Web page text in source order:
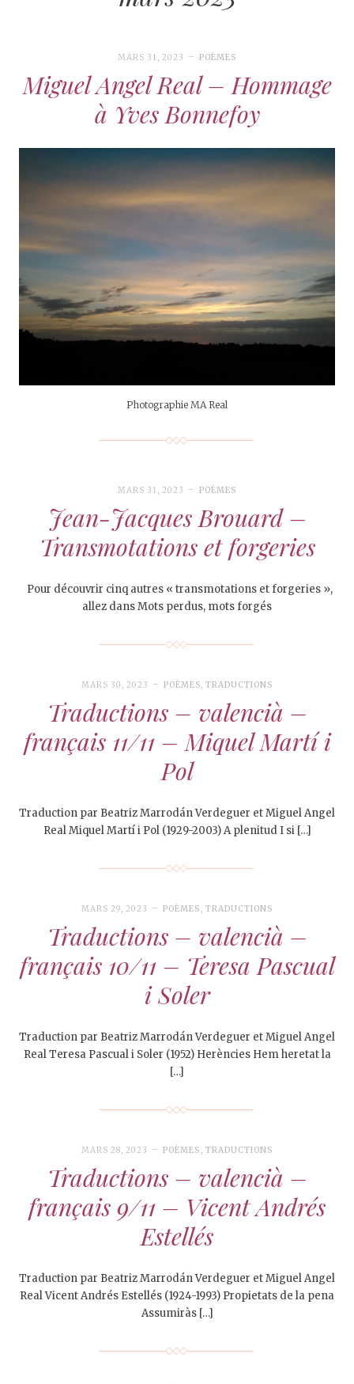
MARS 31, 2023 POÈMES
Miguel Angel Real – Hommage
à Yves Bonnefoy
Photographie MA Real
MARS 31, 2023 POÈMES
Jean-Jacques Brouard –
Transmotations et forgeries
Pour découvrir cinq autres « transmotations et forgeries »,
allez dans Mots perdus, mots forgés
MARS 30, 2023 POÈMES,TRADUCTIONS
Traductions – valencià –
français 11/11 – Miquel Martí i
Pol
Traduction par Beatriz Marrodán Verdeguer et Miguel Angel
Real Miquel Martí i Pol (1929-2003) A plenitud I si […]
MARS 29, 2023 POÈMES , TRADUCTIONS
Traductions – valencià –
français 10/11 – Teresa Pascual
i Soler
Traduction par Beatriz Marrodán Verdeguer et Miguel Angel
Real Teresa Pascual i Soler (1952) Herències Hem heretat la
[…]
MARS 28, 2023 POÈMES , TRADUCTIONS
Traductions – valencià –
français 9/11 – Vicent Andrés
Estellés
Traduction par Beatriz Marrodán Verdeguer et Miguel Angel
Real Vicent Andrés Estellés (1924-1993) Propietats de la pena
Assumiràs […]